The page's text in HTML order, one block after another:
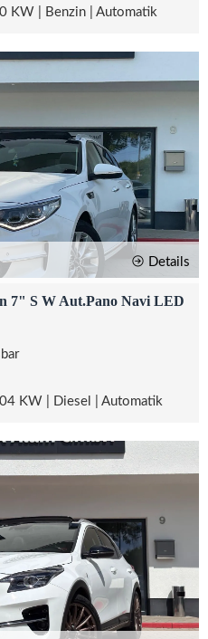
KW | Benzin | Automatik
Details
7" S W Aut.Pano Navi LED
KW | Diesel | Automatik